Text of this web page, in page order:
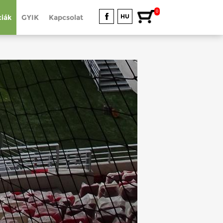
0
HU
GYIK Kapcsolat